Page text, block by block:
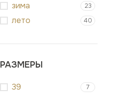
зима 23
лето 40
РАЗМЕРЫ
39 7